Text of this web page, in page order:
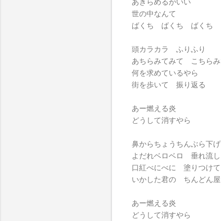
世の中なんて
ばくち ばくち ばくち
頭カラカラ ふりふり
あちらみてみて こちら
何を求めているやら
街を歩いて 振り返る
あー燃える炎
どうして消すやら
鼻からちょうちんぶら下
よだれベロベロ 垂れ流し
口紅べにべに 塗りつけて
いかした君の ちんどん屋
あー燃える炎
どうして消すやら